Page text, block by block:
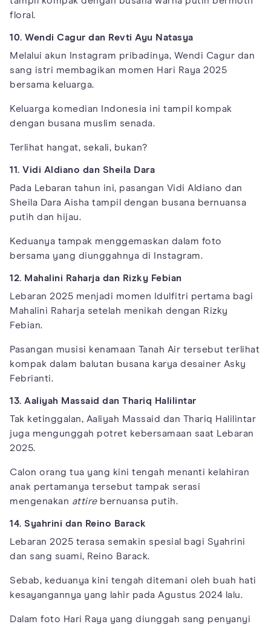
floral.
10. Wendi Cagur dan Revti Ayu Natasya
Melalui akun Instagram pribadinya, Wendi Cagur dan
sang istri membagikan momen Hari Raya 2025
bersama keluarga.
Keluarga komedian Indonesia ini tampil kompak
dengan busana muslim senada.
Terlihat hangat, sekali, bukan?
11. Vidi Aldiano dan Sheila Dara
Pada Lebaran tahun ini, pasangan Vidi Aldiano dan
Sheila Dara Aisha tampil dengan busana bernuansa
putih dan hijau.
Keduanya tampak menggemaskan dalam foto
bersama yang diunggahnya di Instagram.
12. Mahalini Raharja dan Rizky Febian
Lebaran 2025 menjadi momen Idulfitri pertama bagi
Mahalini Raharja setelah menikah dengan Rizky
Febian.
Pasangan musisi kenamaan Tanah Air tersebut terlihat
kompak dalam balutan busana karya desainer Asky
Febrianti.
13. Aaliyah Massaid dan Thariq Halilintar
Tak ketinggalan, Aaliyah Massaid dan Thariq Halilintar
juga mengunggah potret kebersamaan saat Lebaran
2025.
Calon orang tua yang kini tengah menanti kelahiran
anak pertamanya tersebut tampak serasi
mengenakan attirebernuansa putih.
14. Syahrini dan Reino Barack
Lebaran 2025 terasa semakin spesial bagi Syahrini
dan sang suami, Reino Barack.
Sebab, keduanya kini tengah ditemani oleh buah hati
kesayangannya yang lahir pada Agustus 2024 lalu.
Dalam foto Hari Raya yang diunggah sang penyanyi